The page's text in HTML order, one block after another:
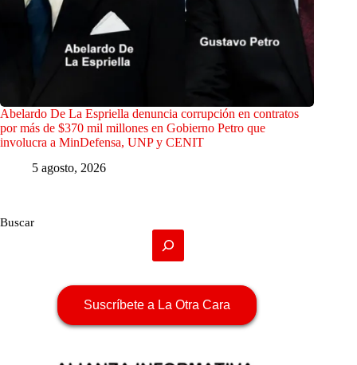
Abelardo De La Espriella denuncia corrupción en contratos
por más de $370 mil millones en Gobierno Petro que
involucra a MinDefensa, UNP y CENIT
5 agosto, 2026
Buscar
Suscríbete a La Otra Cara